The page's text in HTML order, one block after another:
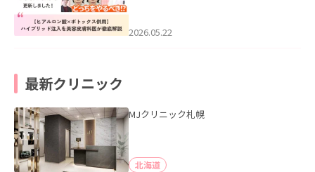
た。
2026.05.22
最新クリニック
MJクリニック札幌
北海道